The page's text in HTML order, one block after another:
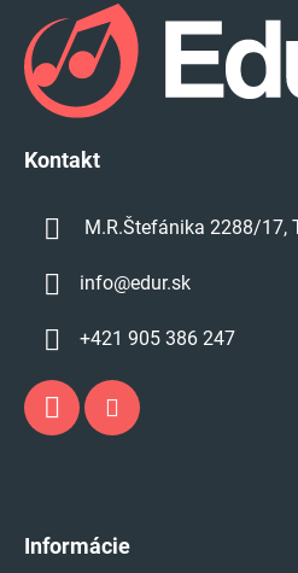
Kontakt
M.R.Štefánika 2288/17,
info@edur.sk
+421 905 386 247
Informácie